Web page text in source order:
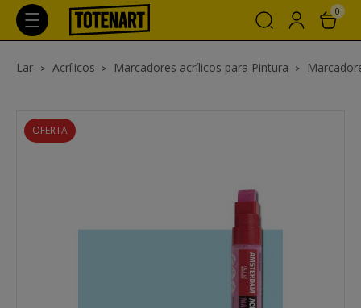
0
Lar Acrílicos Marcadores acrílicos para Pintura
OFERTA